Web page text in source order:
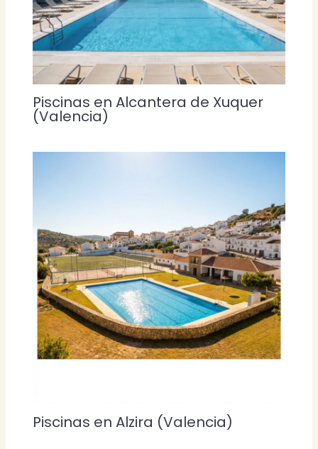
Piscinas en Alcantera de Xuquer
(Valencia)
Piscinas en Alzira (Valencia)